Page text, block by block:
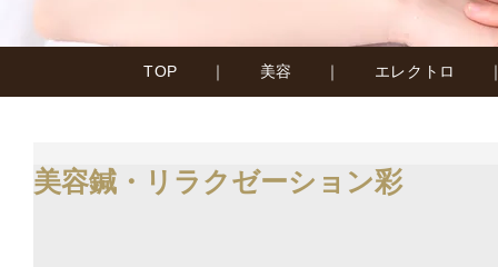
TOP ｜ 美容 ｜ エレクトロ
美容鍼・リラクゼーション彩